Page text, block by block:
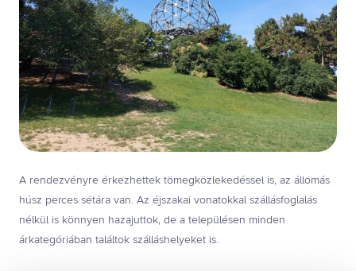
A rendezvényre érkezhettek tömegközlekedéssel is, az állomás
húsz perces sétára van. Az éjszakai vonatokkal szállásfoglalás
nélkül is könnyen hazajuttok, de a településen minden
árkategóriában találtok szálláshelyeket is.